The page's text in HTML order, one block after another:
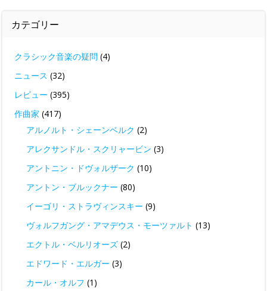
カテゴリー
クラシック音楽の疑問 (4)
ニュース (32)
レビュー (395)
作曲家 (417)
アルノルト・シェーンベルク (2)
アレクサンドル・スクリャービン (3)
アントニン・ドヴォルザーク (10)
アントン・ブルックナー (80)
イーゴリ・ストラヴィンスキー (9)
ヴォルフガング・アマデウス・モーツァルト (13)
エクトル・ベルリオーズ (2)
エドワード・エルガー (3)
カール・オルフ (1)